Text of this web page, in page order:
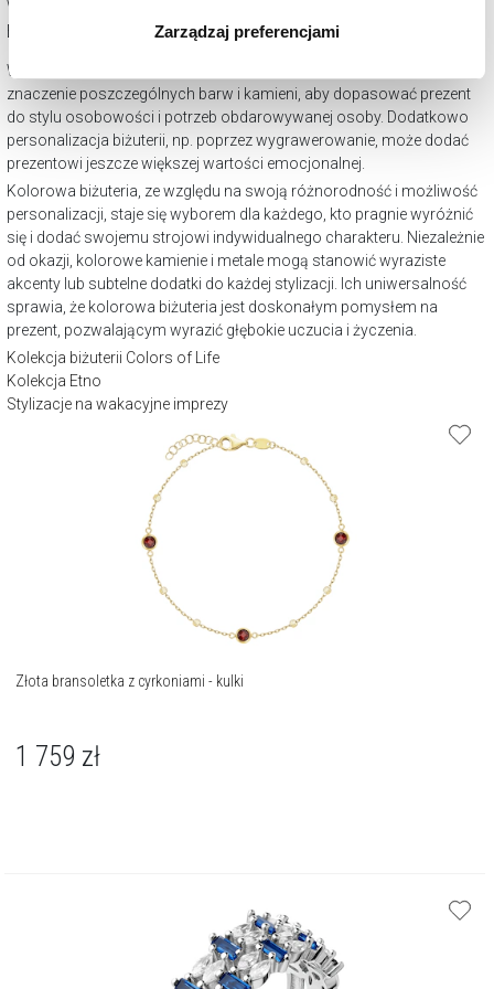
korzystamy. Możesz również wybrać jaki rodzaj plików
Zarządzaj preferencjami. W każdej chwili możesz
dokonać zmiany wybranych przez Ciebie plików cookie.
Zarządzaj preferencjami
Biżuteria z kolekcji kolory na prezent
Wybierając kolorową biżuterię na prezent, warto zwrócić uwagę na
znaczenie poszczególnych barw i kamieni, aby dopasować prezent
do stylu osobowości i potrzeb obdarowywanej osoby. Dodatkowo
personalizacja biżuterii, np. poprzez wygrawerowanie, może dodać
prezentowi jeszcze większej wartości emocjonalnej.
Kolorowa biżuteria, ze względu na swoją różnorodność i możliwość
personalizacji, staje się wyborem dla każdego, kto pragnie wyróżnić
się i dodać swojemu strojowi indywidualnego charakteru. Niezależnie
od okazji, kolorowe kamienie i metale mogą stanowić wyraziste
akcenty lub subtelne dodatki do każdej stylizacji. Ich uniwersalność
sprawia, że kolorowa biżuteria jest doskonałym pomysłem na
prezent, pozwalającym wyrazić głębokie uczucia i życzenia.
Kolekcja biżuterii Colors of Life
Kolekcja Etno
Stylizacje na wakacyjne imprezy
Złota bransoletka z cyrkoniami - kulki
1 759 zł